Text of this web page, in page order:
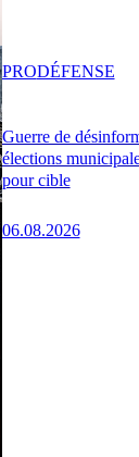
Guerre de
élections
pour cible
06.08.2026
PRODÉFENSE